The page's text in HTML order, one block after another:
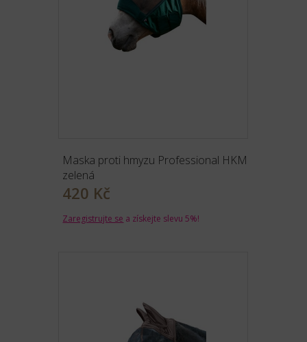
Maska proti hmyzu Professional HKM
zelená
420 Kč
Zaregistrujte se a získejte slevu 5%!